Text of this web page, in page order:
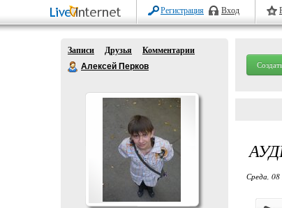
Регистрация Вход
Записи Друзья
Комментарии
Алексей Перков
Среда,